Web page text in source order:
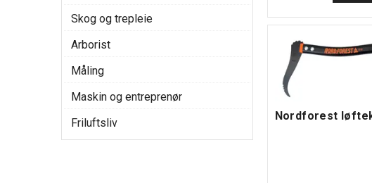
Skog og trepleie
Arborist
Måling
Maskin og entreprenør
Friluftsliv
Nordforest